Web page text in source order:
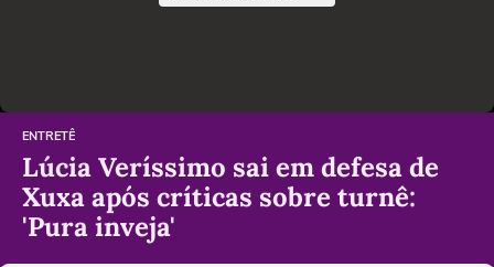
ENTRETÊ
Lúcia Veríssimo sai em defesa de
Xuxa após críticas sobre turnê:
'Pura inveja'